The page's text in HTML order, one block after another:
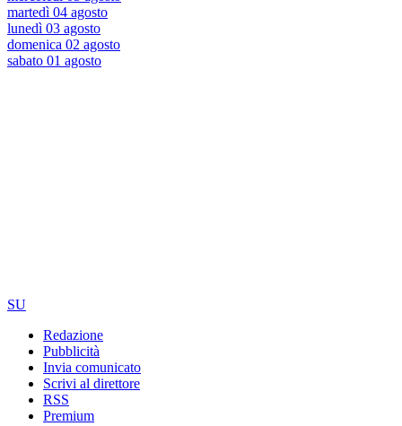
martedì 04 agosto
lunedì 03 agosto
domenica 02 agosto
sabato 01 agosto
SU
Redazione
Pubblicità
Invia comunicato
Scrivi al direttore
RSS
Premium